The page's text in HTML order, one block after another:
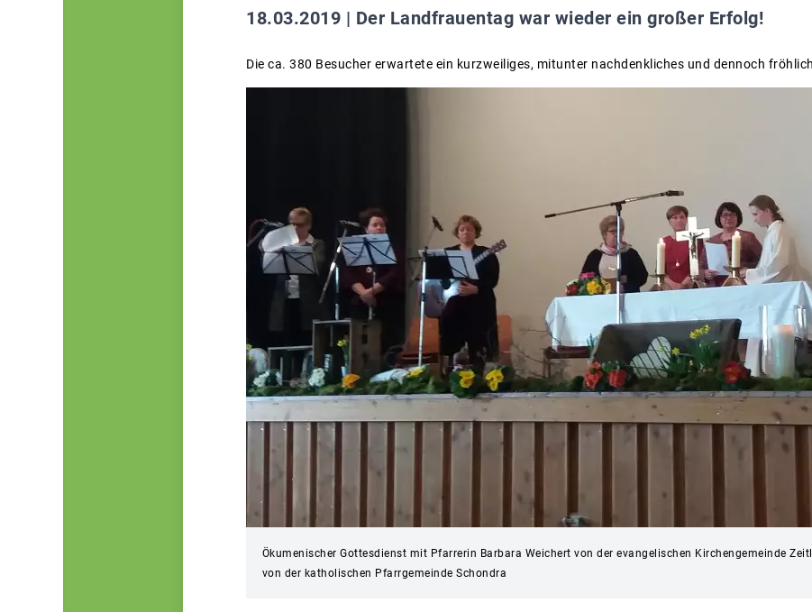
18.03.2019 | Der Landfrauentag war wieder ein großer Erfolg!
Die ca. 380 Besucher erwartete ein kurzweiliges, mitunter nachdenkliches und dennoch
Ökumenischer Gottesdienst mit Pfarrerin Barbara Weichert von der evangelischen Kirchengemeinde
von der katholischen Pfarrgemeinde Schondra